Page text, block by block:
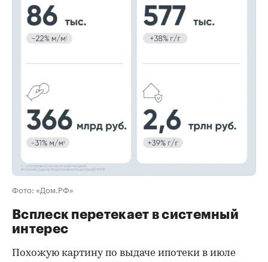
Фото: «Дом.РФ»
Всплеск перетекает в системный
интерес
Похожую картину по выдаче ипотеки в июле